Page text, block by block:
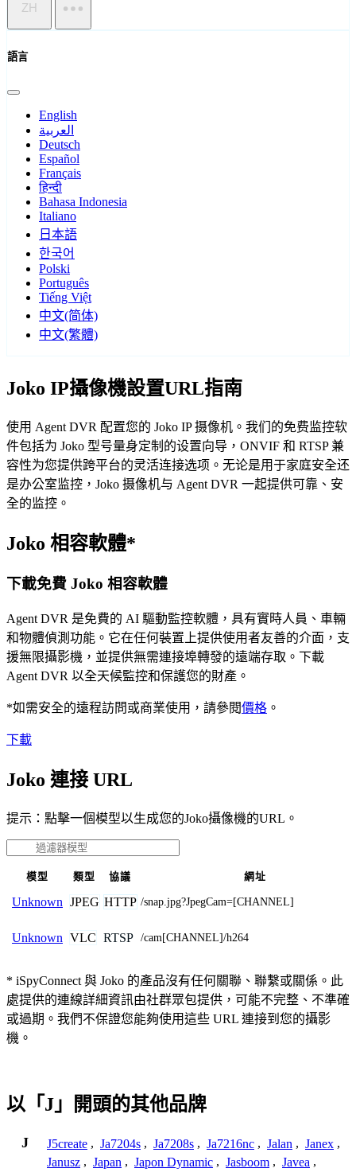
ZH
語言
English
العربية
Deutsch
Español
Français
हिन्दी
Bahasa Indonesia
Italiano
日本語
한국어
Polski
Português
Tiếng Việt
中文(简体)
中文(繁體)
Joko IP攝像機設置URL指南
使用 Agent DVR 配置您的 Joko IP 摄像机。我们的免费监控软
件包括为 Joko 型号量身定制的设置向导，ONVIF 和 RTSP 兼
容性为您提供跨平台的灵活连接选项。无论是用于家庭安全还
是办公室监控，Joko 摄像机与 Agent DVR 一起提供可靠、安
全的监控。
Joko 相容軟體*
下載免費 Joko 相容軟體
Agent DVR 是免費的 AI 驅動監控軟體，具有實時人員、車輛
和物體偵測功能。它在任何裝置上提供使用者友善的介面，支
援無限攝影機，並提供無需連接埠轉發的遠端存取。下載
Agent DVR 以全天候監控和保護您的財產。
*如需安全的遠程訪問或商業使用，請參閱價格 。
下載
Joko 連接 URL
提示：點擊一個模型以生成您的Joko攝像機的URL。
模型 類型 協議 網址
Unknown JPEG HTTP /snap.jpg?JpegCam=[CHANNEL]
Unknown VLC RTSP /cam[CHANNEL]/h264
* iSpyConnect 與 Joko 的產品沒有任何關聯、聯繫或關係。此
處提供的連線詳細資訊由社群眾包提供，可能不完整、不準確
或過期。我們不保證您能夠使用這些 URL 連接到您的攝影
機。
以「J」開頭的其他品牌
J J5create , Ja7204s , Ja7208s , Ja7216nc , Jalan , Janex ,
Janusz , Japan , Japon Dynamic , Jasboom , Javea ,